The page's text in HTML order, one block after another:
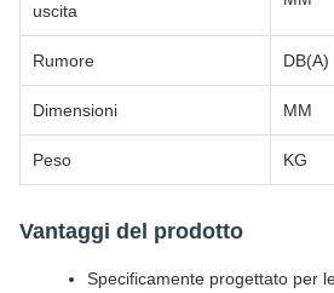
uscita
Rumore DB(A)
Dimensioni MM
Peso KG
Vantaggi del prodotto
Specificamente progettato per